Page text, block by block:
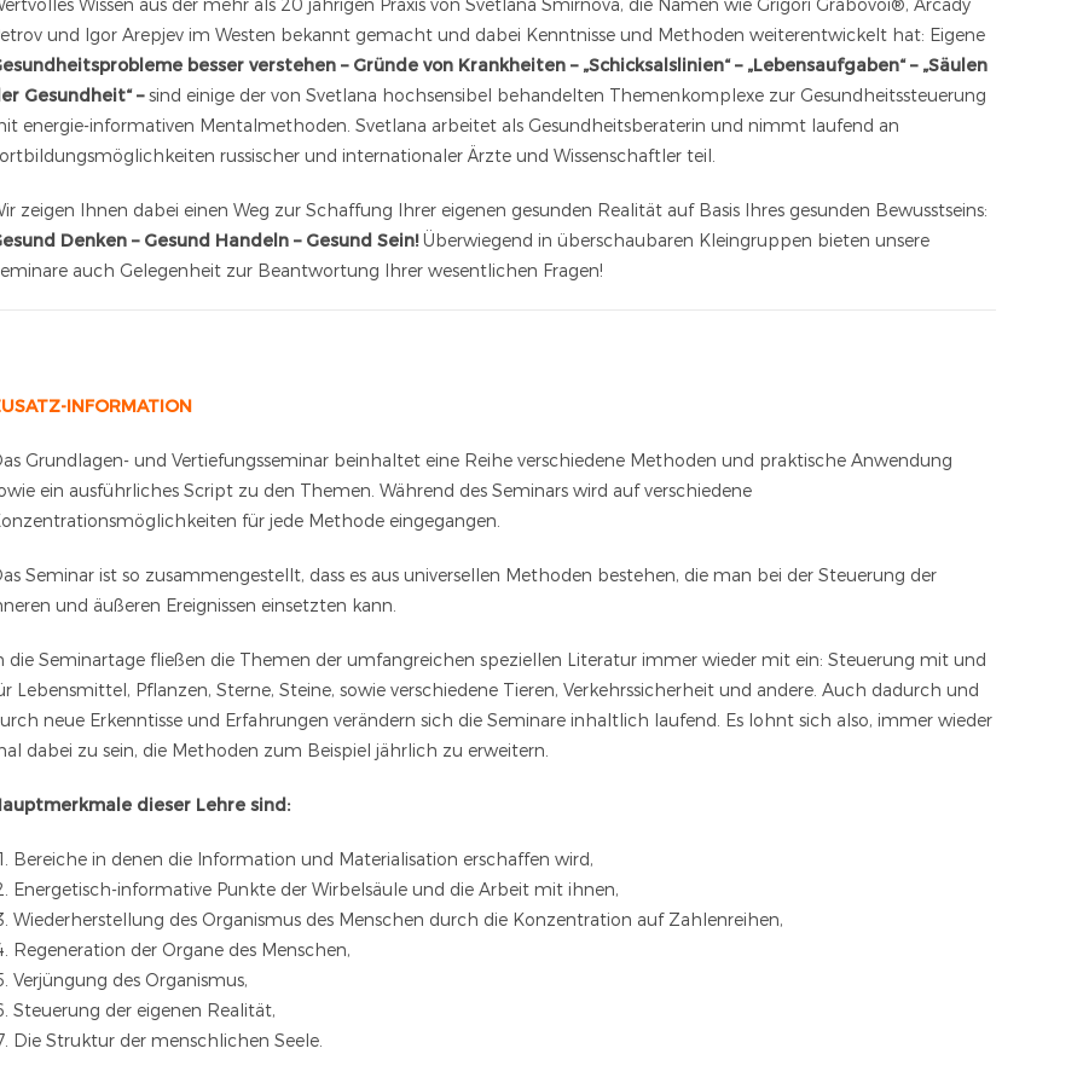
Wissen aus der mehr als 20 jährigen Praxis von Svetlana Smirnova, die Namen wie Grigori Grabovoi®, Arcady
und Igor Arepjev im Westen bekannt gemacht und dabei Kenntnisse und Methoden weiterentwickelt hat: Eigene
besser verstehen – Gründe von Krankheiten – „Schicksalslinien“ – „Lebensaufgaben“ – „Säulen
Gesundheit“ –sind einige der von Svetlana hochsensibel behandelten Themenkomplexe zur Gesundheitssteuerung
energie-informativen Mentalmethoden. Svetlana arbeitet als Gesundheitsberaterin und nimmt laufend an
russischer und internationaler Ärzte und Wissenschaftler teil.
zeigen Ihnen dabei einen Weg zur Schaffung Ihrer eigenen gesunden Realität auf Basis Ihres gesunden Bewusstseins:
Denken – Gesund Handeln – Gesund Sein!Überwiegend in überschaubaren Kleingruppen bieten unsere
auch Gelegenheit zur Beantwortung Ihrer wesentlichen Fragen!
INFORMATION
Grundlagen- und Vertiefungsseminar beinhaltet eine Reihe verschiedene Methoden und praktische Anwendung
ein ausführliches Script zu den Themen. Während des Seminars wird auf verschiedene
für jede Methode eingegangen.
Seminar ist so zusammengestellt, dass es aus universellen Methoden bestehen, die man bei der Steuerung der
und äußeren Ereignissen einsetzten kann.
die Seminartage fließen die Themen der umfangreichen speziellen Literatur immer wieder mit ein: Steuerung mit und
Lebensmittel, Pflanzen, Sterne, Steine, sowie verschiedene Tieren, Verkehrssicherheit und andere. Auch dadurch und
neue Erkenntisse und Erfahrungen verändern sich die Seminare inhaltlich laufend. Es lohnt sich also, immer wieder
dabei zu sein, die Methoden zum Beispiel jährlich zu erweitern.
dieser Lehre sind:
Bereiche in denen die Information und Materialisation erschaffen wird,
Energetisch-informative Punkte der Wirbelsäule und die Arbeit mit ihnen,
Wiederherstellung des Organismus des Menschen durch die Konzentration auf Zahlenreihen,
Regeneration der Organe des Menschen,
Verjüngung des Organismus,
Steuerung der eigenen Realität,
Die Struktur der menschlichen Seele.